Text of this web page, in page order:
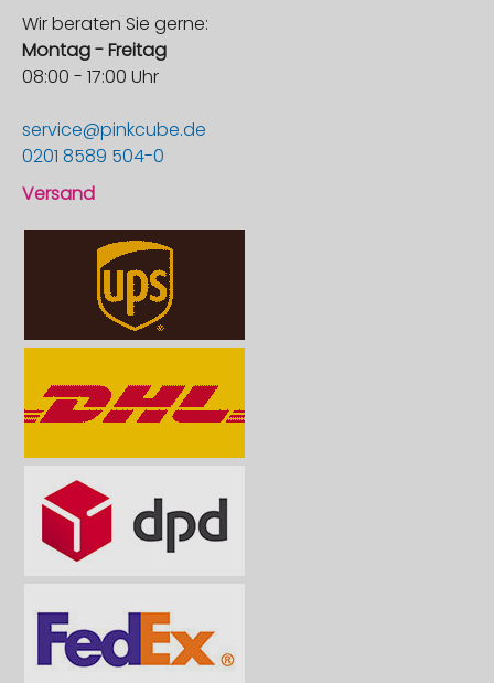
Wir beraten Sie gerne:
Montag - Freitag
08:00 - 17:00 Uhr
service@pinkcube.de
0201 8589 504-0
Versand